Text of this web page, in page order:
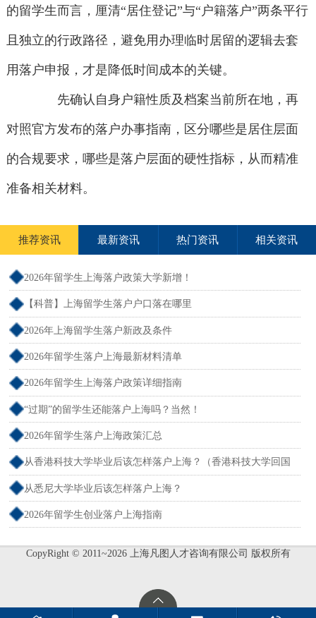
的留学生而言，厘清“居住登记”与“户籍落户”两条平行
且独立的行政路径，避免用办理临时居留的逻辑去套
用落户申报，才是降低时间成本的关键。
先确认自身户籍性质及档案当前所在地，再
对照官方发布的落户办事指南，区分哪些是居住层面
的合规要求，哪些是落户层面的硬性指标，从而精准
准备相关材料。
推荐资讯 最新资讯 热门资讯 相关资讯
2026年留学生上海落户政策大学新增！
【科普】上海留学生落户户口落在哪里
2026年上海留学生落户新政及条件
2026年留学生落户上海最新材料清单
2026年留学生上海落户政策详细指南
“过期”的留学生还能落户上海吗？当然！
2026年留学生落户上海政策汇总
从香港科技大学毕业后该怎样落户上海？（香港科技大学回国
就业）
从悉尼大学毕业后该怎样落户上海？
2026年留学生创业落户上海指南
CopyRight © 2011~2026 上海凡图人才咨询有限公司 版权所有